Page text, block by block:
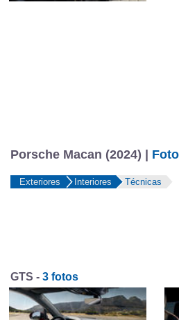
Porsche Macan (2024) |
Exteriores Interiores Técnicas
GTS - 3 fotos